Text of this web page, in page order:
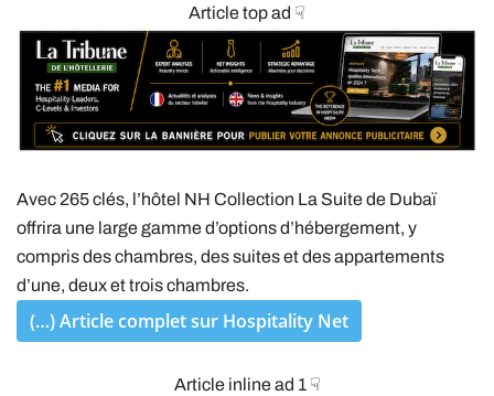
Article top ad ☟
Avec 265 clés, l’hôtel NH Collection La Suite de Dubaï
offrira une large gamme d’options d’hébergement, y
compris des chambres, des suites et des appartements
d’une, deux et trois chambres.
(…) Article complet sur Hospitality Net
Article inline ad 1 ☟